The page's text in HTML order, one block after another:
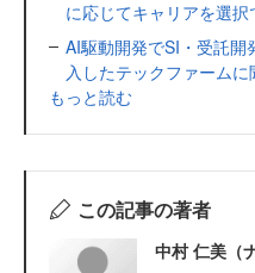
に応じてキャリアを選
AI駆動開発でSI・受託
入したテックファームに
もっと読む
この記事の著者
中村 仁美（